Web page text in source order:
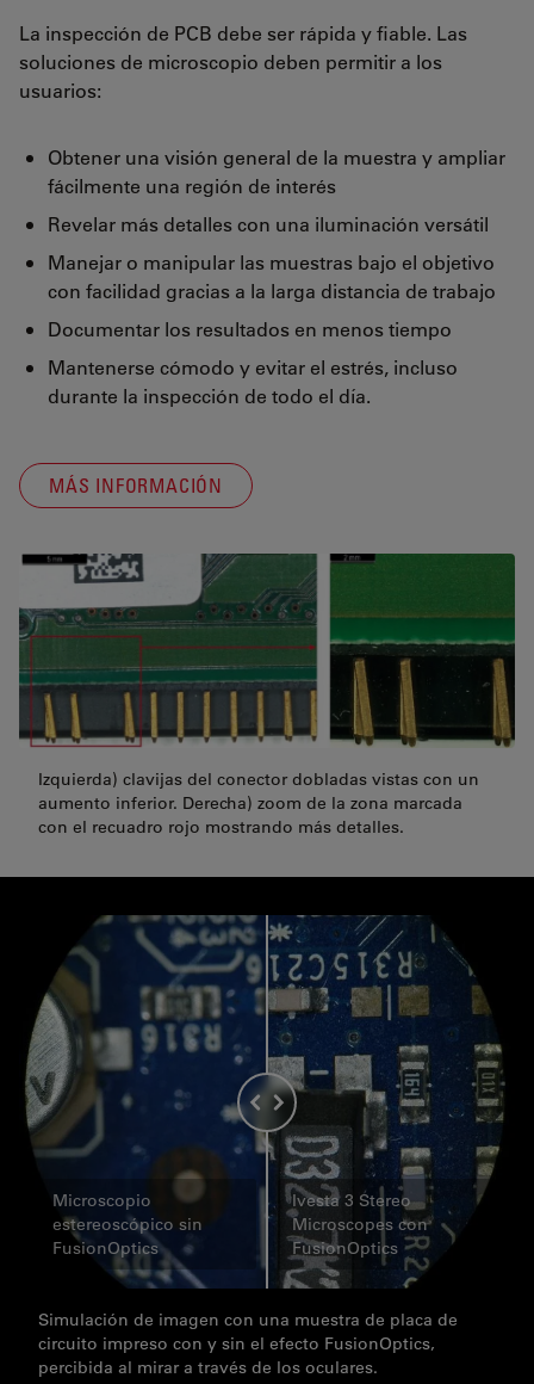
La inspección de PCB debe ser rápida y fiable. Las
soluciones de microscopio deben permitir a los
usuarios:
Obtener una visión general de la muestra y ampliar
fácilmente una región de interés
Revelar más detalles con una iluminación versátil
Manejar o manipular las muestras bajo el objetivo
con facilidad gracias a la larga distancia de trabajo
Documentar los resultados en menos tiempo
Mantenerse cómodo y evitar el estrés, incluso
durante la inspección de todo el día.
MÁS INFORMACIÓN
Izquierda) clavijas del conector dobladas vistas con un
aumento inferior. Derecha) zoom de la zona marcada
con el recuadro rojo mostrando más detalles.
Microscopio
estereoscópico sin
FusionOptics
Ivesta 3 Stereo
Microscopes con
FusionOptics
Simulación de imagen con una muestra de placa de
circuito impreso con y sin el efecto FusionOptics,
percibida al mirar a través de los oculares.